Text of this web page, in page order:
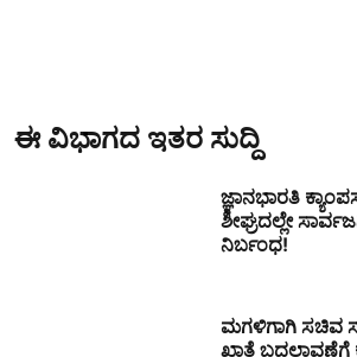
ಈ ವಿಭಾಗದ ಇತರ ಸುದ್ದಿ
ಜ್ಞಾನಭಾರತಿ
ಶೀಘ್ರದಲ್ಲೇ
ನಿರ್ಬಂಧ!
ಮಗಳಿಗಾಗಿ ಸಚಿವ
ಖಾತೆ ಬದಲಾವಣೆಗೆ